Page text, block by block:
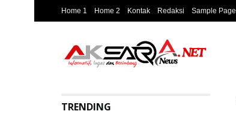
Home 1 Home 2 Kontak Redaksi Sample Page
TRENDING